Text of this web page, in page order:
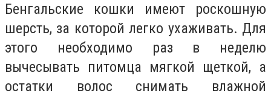
Бенгальские кошки имеют роскошную
шерсть, за которой легко ухаживать. Для
этого необходимо раз в неделю
вычесывать питомца мягкой щеткой, а
остатки волос снимать влажной